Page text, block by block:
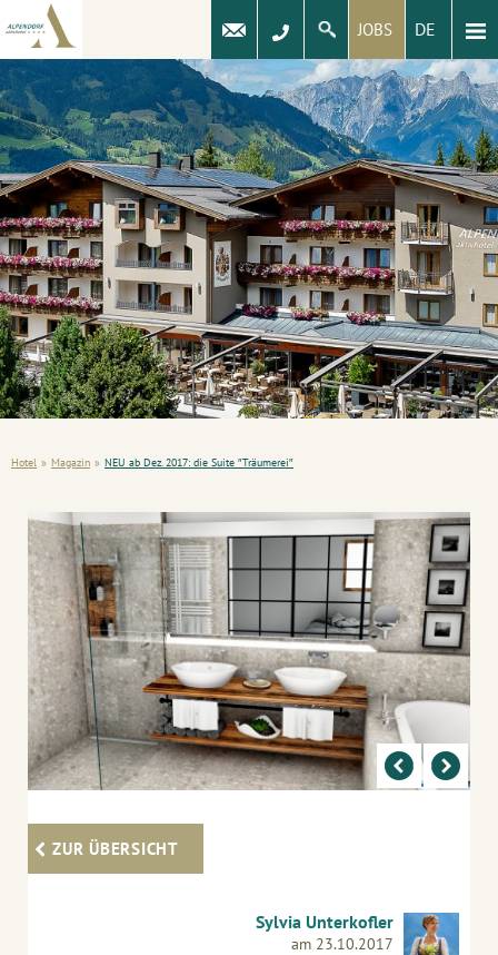
JOBS DE
Hotel » Magazin » NEU ab Dez. 2017: die Suite ″Träumerei″
ZUR ÜBERSICHT
Sylvia Unterkofler
am 23.10.2017